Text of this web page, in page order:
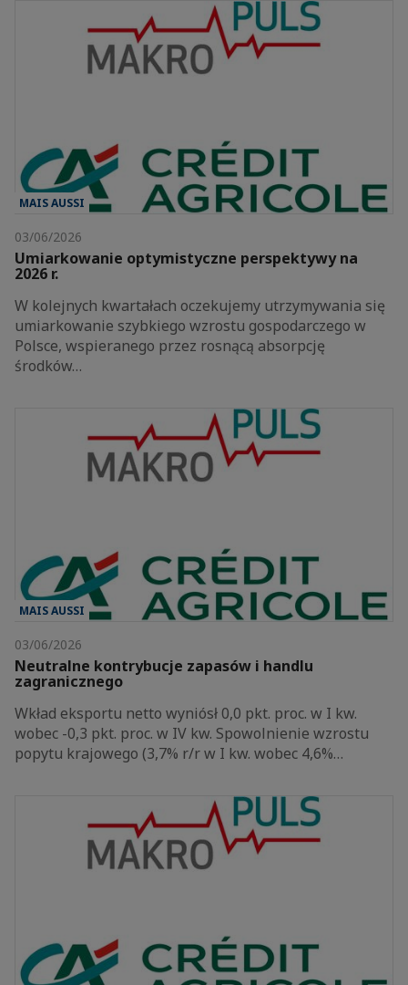
MAIS AUSSI
03/06/2026
Umiarkowanie optymistyczne perspektywy na
2026 r.
W kolejnych kwartałach oczekujemy utrzymywania się
umiarkowanie szybkiego wzrostu gospodarczego w
Polsce, wspieranego przez rosnącą absorpcję
środków…
MAIS AUSSI
03/06/2026
Neutralne kontrybucje zapasów i handlu
zagranicznego
Wkład eksportu netto wyniósł 0,0 pkt. proc. w I kw.
wobec -0,3 pkt. proc. w IV kw. Spowolnienie wzrostu
popytu krajowego (3,7% r/r w I kw. wobec 4,6%…